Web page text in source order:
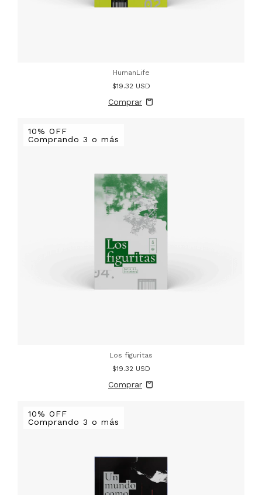
HumanLife
$19.32 USD
10% OFF
Comprando 3 o más
Los figuritas
$19.32 USD
10% OFF
Comprando 3 o más